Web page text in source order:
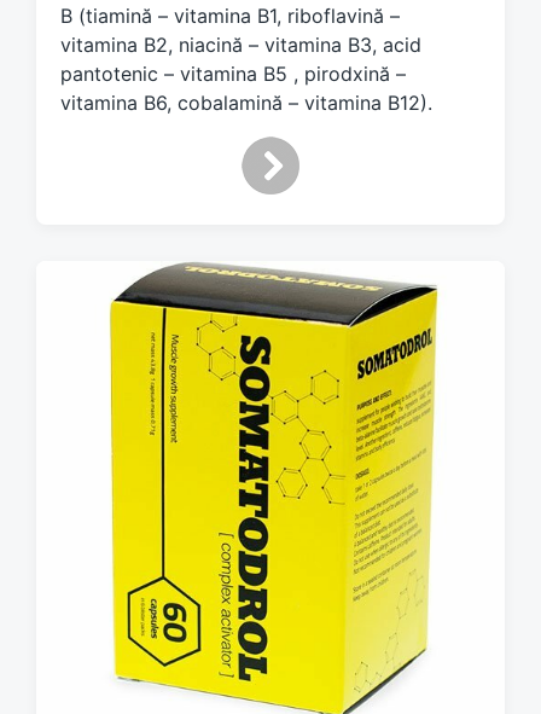
B (tiamină – vitamina B1, riboflavină –
vitamina B2, niacină – vitamina B3, acid
pantotenic – vitamina B5 , pirodxină –
vitamina B6, cobalamină – vitamina B12).